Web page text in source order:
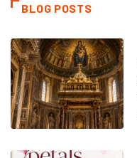
BLOG POSTS